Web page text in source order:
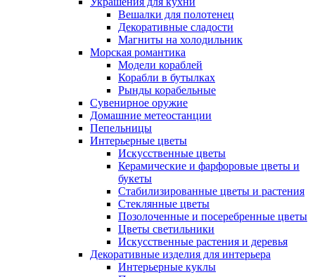
Вешалки для полотенец
Декоративные сладости
Магниты на холодильник
Морская романтика
Модели кораблей
Корабли в бутылках
Рынды корабельные
Сувенирное оружие
Домашние метеостанции
Пепельницы
Интерьерные цветы
Искусственные цветы
Керамические и фарфоровые цветы и
букеты
Стабилизированные цветы и растения
Стеклянные цветы
Позолоченные и посеребренные цветы
Цветы светильники
Искусственные растения и деревья
Декоративные изделия для интерьера
Интерьерные куклы